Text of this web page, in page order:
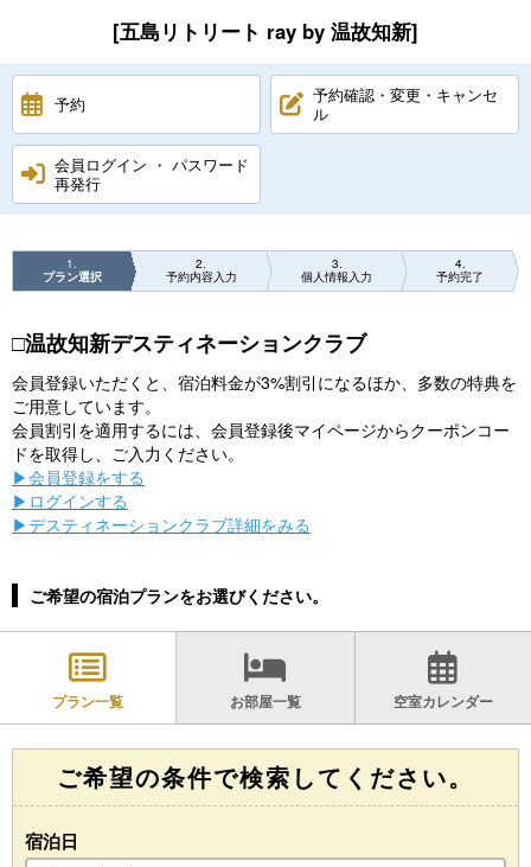
[五島リトリート ray by 温故知新]
予約
予約確認・変更・キャンセ
ル
会員ログイン ・ パスワード
再発行
1
プラン選択
2
予約内容入力
3
個人情報入力
4
予約完了
□温故知新デスティネーションクラブ
会員登録いただくと、宿泊料金が3%割引になるほか、多数の特典を
ご用意しています。
会員割引を適用するには、会員登録後マイページからクーポンコー
ドを取得し、ご入力ください。
▶会員登録をする
▶ログインする
▶デスティネーションクラブ詳細をみる
ご希望の宿泊プランをお選びください。
プラン一覧 お部屋一覧 空室カレンダー
ご希望の条件で検索してください。
宿泊日